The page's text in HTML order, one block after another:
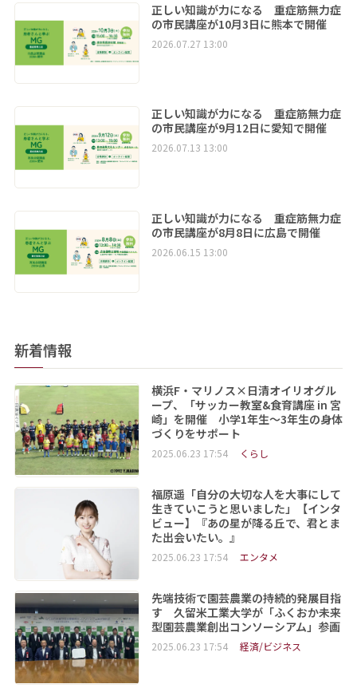
正しい知識が力になる 重症筋無力症
の市民講座が10月3日に熊本で開催
2026.07.27 13:00
正しい知識が力になる 重症筋無力症
の市民講座が9月12日に愛知で開催
2026.07.13 13:00
正しい知識が力になる 重症筋無力症
の市民講座が8月8日に広島で開催
2026.06.15 13:00
新着情報
横浜F・マリノス×日清オイリオグル
ープ、「サッカー教室&食育講座 in 宮
崎」を開催 小学1年生～3年生の身体
づくりをサポート
2025.06.23 17:54 くらし
福原遥「自分の大切な人を大事にして
生きていこうと思いました」【インタ
ビュー】『あの星が降る丘で、君とま
た出会いたい。』
2025.06.23 17:54 エンタメ
先端技術で園芸農業の持続的発展目指
す 久留米工業大学が「ふくおか未来
型園芸農業創出コンソーシアム」参画
2025.06.23 17:54 経済/ビジネス